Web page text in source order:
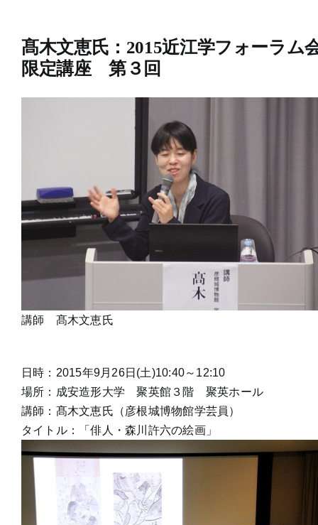
髙木文恵氏：2015近江学フォーラム
限定講座 第３回
講師 髙木文恵氏
日時：2015年9月26日(土)10:40～12:10
場所：成安造形大学 聚英館３階 聚英ホール
講師：髙木文恵氏（彦根城博物館学芸員）
タイトル：「俳人・森川許六の絵画」